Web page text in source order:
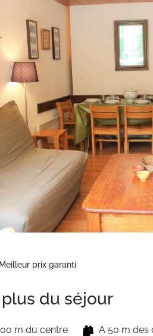
Meilleur prix garanti
du séjour
m du centre A 50 m des